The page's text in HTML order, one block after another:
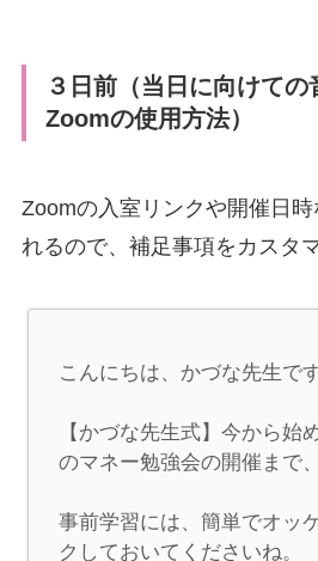
３日前（当日に向けて
Zoomの使用方法）
Zoomの入室リンクや開催日
れるので、補足事項をカスタ
こんにちは、かづな先生です
【かづな先生式】今から始
のマネー勉強会の開催まで
事前学習には、簡単でオッ
クしておいてくださいね。